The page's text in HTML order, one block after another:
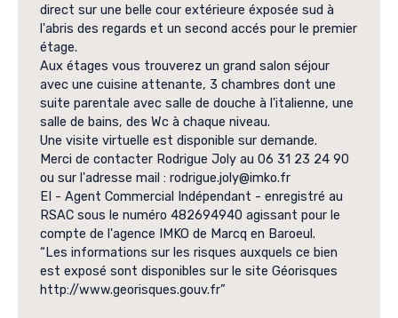
direct sur une belle cour extérieure éxposée sud à
l'abris des regards et un second accés pour le premier
étage.
Aux étages vous trouverez un grand salon séjour
avec une cuisine attenante, 3 chambres dont une
suite parentale avec salle de douche à l'italienne, une
salle de bains, des Wc à chaque niveau.
Une visite virtuelle est disponible sur demande.
Merci de contacter Rodrigue Joly au 06 31 23 24 90
ou sur l'adresse mail : rodrigue.joly@imko.fr
EI - Agent Commercial Indépendant - enregistré au
RSAC sous le numéro 482694940 agissant pour le
compte de l'agence IMKO de Marcq en Baroeul.
“Les informations sur les risques auxquels ce bien
est exposé sont disponibles sur le site Géorisques
http://www.georisques.gouv.fr”